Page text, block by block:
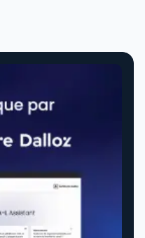
et économique à 41,83 €